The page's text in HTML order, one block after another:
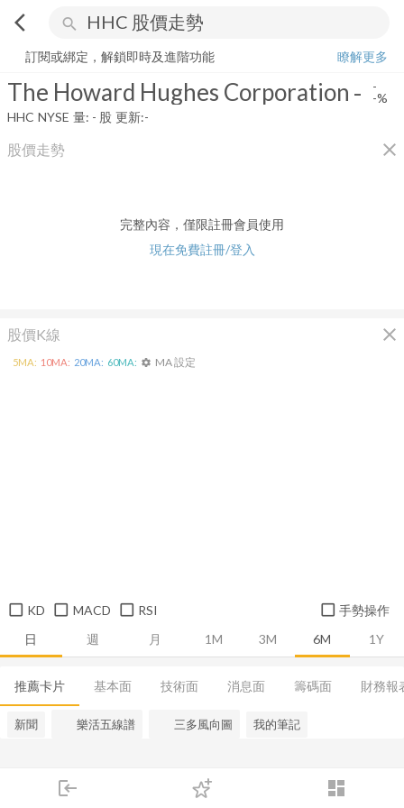
arrow_back_ios search
login dashboard
下單
The Howard Hughes Corporation
訂閱或綁定，解鎖即時及進階功能
瞭解更多
The Howard Hughes Corporation - -
-%
HHC NYSE 量: - 股 更新:-
股價走勢 close
完整內容，僅限註冊會員使用
現在免費註冊/登入
股價K線 close
日 週 月 1M 3M 6M 1Y
5MA: 10MA: 20MA: 60MA: settings MA 設定
KD MACD RSI 手勢操作
推薦卡片 基本面 技術面 消息面 籌碼面 財務報
新聞 樂活五線譜 三多風向圖 我的筆記